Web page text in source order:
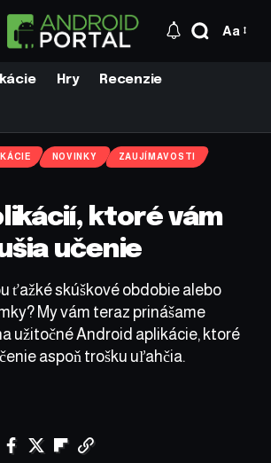
Aa
Hry Recenzie
NOVINKY ZAUJÍMAVOSTI
ktoré vám
učenie
ťažké skúškové obdobie alebo
My vám teraz prinášame
užitočné Android aplikácie, ktoré
aspoň trošku uľahčia.